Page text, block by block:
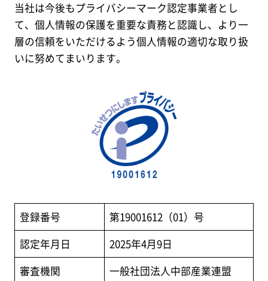
当社は今後もプライバシーマーク認定事業者とし
て、個人情報の保護を重要な責務と認識し、より一
層の信頼をいただけるよう個人情報の適切な取り扱
いに努めてまいります。
登録番号
第19001612（01）号
認定年月日
2025年4月9日
審査機関
一般社団法人中部産業連盟